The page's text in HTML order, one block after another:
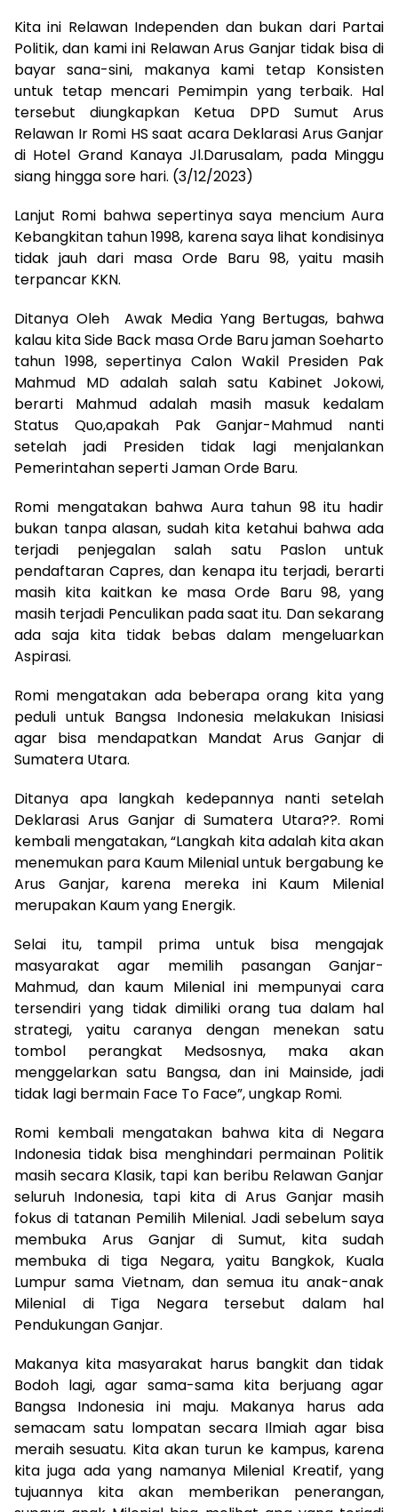
Kita ini Relawan Independen dan bukan dari Partai
Politik, dan kami ini Relawan Arus Ganjar tidak bisa di
bayar sana-sini, makanya kami tetap Konsisten
untuk tetap mencari Pemimpin yang terbaik. Hal
tersebut diungkapkan Ketua DPD Sumut Arus
Relawan Ir Romi HS saat acara Deklarasi Arus Ganjar
di Hotel Grand Kanaya Jl.Darusalam, pada Minggu
siang hingga sore hari. (3/12/2023)
Lanjut Romi bahwa sepertinya saya mencium Aura
Kebangkitan tahun 1998, karena saya lihat kondisinya
tidak jauh dari masa Orde Baru 98, yaitu masih
terpancar KKN.
Ditanya Oleh Awak Media Yang Bertugas, bahwa
kalau kita Side Back masa Orde Baru jaman Soeharto
tahun 1998, sepertinya Calon Wakil Presiden Pak
Mahmud MD adalah salah satu Kabinet Jokowi,
berarti Mahmud adalah masih masuk kedalam
Status Quo,apakah Pak Ganjar-Mahmud nanti
setelah jadi Presiden tidak lagi menjalankan
Pemerintahan seperti Jaman Orde Baru.
Romi mengatakan bahwa Aura tahun 98 itu hadir
bukan tanpa alasan, sudah kita ketahui bahwa ada
terjadi penjegalan salah satu Paslon untuk
pendaftaran Capres, dan kenapa itu terjadi, berarti
masih kita kaitkan ke masa Orde Baru 98, yang
masih terjadi Penculikan pada saat itu. Dan sekarang
ada saja kita tidak bebas dalam mengeluarkan
Aspirasi.
Romi mengatakan ada beberapa orang kita yang
peduli untuk Bangsa Indonesia melakukan Inisiasi
agar bisa mendapatkan Mandat Arus Ganjar di
Sumatera Utara.
Ditanya apa langkah kedepannya nanti setelah
Deklarasi Arus Ganjar di Sumatera Utara??. Romi
kembali mengatakan, “Langkah kita adalah kita akan
menemukan para Kaum Milenial untuk bergabung ke
Arus Ganjar, karena mereka ini Kaum Milenial
merupakan Kaum yang Energik.
Selai itu, tampil prima untuk bisa mengajak
masyarakat agar memilih pasangan Ganjar-
Mahmud, dan kaum Milenial ini mempunyai cara
tersendiri yang tidak dimiliki orang tua dalam hal
strategi, yaitu caranya dengan menekan satu
tombol perangkat Medsosnya, maka akan
menggelarkan satu Bangsa, dan ini Mainside, jadi
tidak lagi bermain Face To Face”, ungkap Romi.
Romi kembali mengatakan bahwa kita di Negara
Indonesia tidak bisa menghindari permainan Politik
masih secara Klasik, tapi kan beribu Relawan Ganjar
seluruh Indonesia, tapi kita di Arus Ganjar masih
fokus di tatanan Pemilih Milenial. Jadi sebelum saya
membuka Arus Ganjar di Sumut, kita sudah
membuka di tiga Negara, yaitu Bangkok, Kuala
Lumpur sama Vietnam, dan semua itu anak-anak
Milenial di Tiga Negara tersebut dalam hal
Pendukungan Ganjar.
Makanya kita masyarakat harus bangkit dan tidak
Bodoh lagi, agar sama-sama kita berjuang agar
Bangsa Indonesia ini maju. Makanya harus ada
semacam satu lompatan secara Ilmiah agar bisa
meraih sesuatu. Kita akan turun ke kampus, karena
kita juga ada yang namanya Milenial Kreatif, yang
tujuannya kita akan memberikan penerangan,